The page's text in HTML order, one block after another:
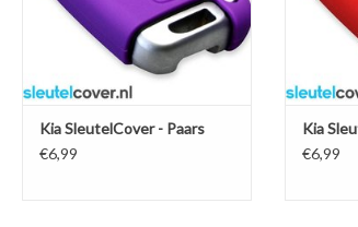
Kia SleutelCover - Paars
€6,99
Kia
€6,99